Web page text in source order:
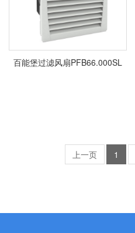
百能堡过滤风扇PFB66.000SL
上一页 1